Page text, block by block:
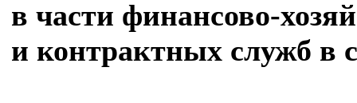
в части финансово-
и контрактных служб в